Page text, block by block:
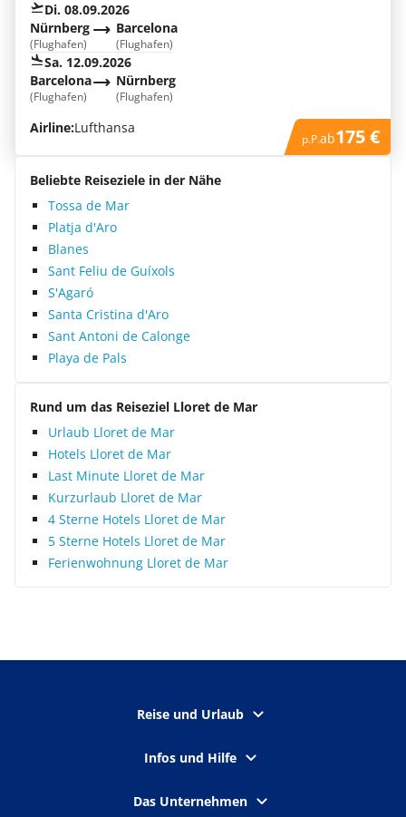
Di. 08.09.2026
Nürnberg
(Flughafen)
Barcelona
(Flughafen)
Sa. 12.09.2026
Nürnberg
(Flughafen)
Barcelona
(Flughafen)
Airline:Lufthansa
p.P.ab175 €
Beliebte Reiseziele in der Nähe
Tossa de Mar
Platja d'Aro
Blanes
Sant Feliu de Guíxols
S'Agaró
Santa Cristina d'Aro
Sant Antoni de Calonge
Playa de Pals
Rund um das Reiseziel Lloret de Mar
Urlaub Lloret de Mar
Hotels Lloret de Mar
Last Minute Lloret de Mar
Kurzurlaub Lloret de Mar
4 Sterne Hotels Lloret de Mar
5 Sterne Hotels Lloret de Mar
Ferienwohnung Lloret de Mar
Reise und Urlaub
Infos und Hilfe
Das Unternehmen